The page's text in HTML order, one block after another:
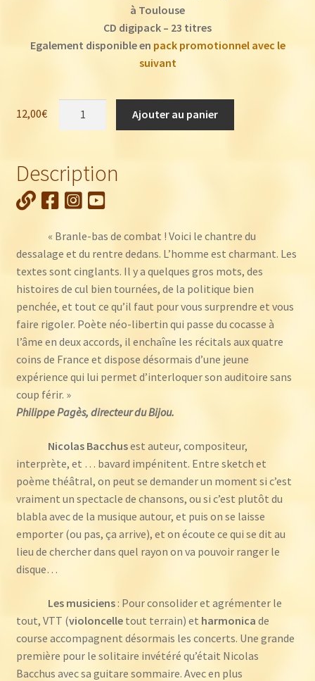
à Toulouse
CD digipack – 23 titres
Egalement disponible en pack promotionnel avec le
suivant
12,00€
:
Balades
pour
enfants
louches
Ajouter au panier
Description
« Branle-bas de combat ! Voici le chantre du
dessalage et du rentre dedans. L’homme est charmant. Les
textes sont cinglants. Il y a quelques gros mots, des
histoires de cul bien tournées, de la politique bien
penchée, et tout ce qu’il faut pour vous surprendre et vous
faire rigoler. Poète néo-libertin qui passe du cocasse à
l’âme en deux accords, il enchaîne les récitals aux quatre
coins de France et dispose désormais d’une jeune
expérience qui lui permet d’interloquer son auditoire sans
coup férir. »
Philippe Pagès, directeur du Bijou.
Nicolas Bacchusest auteur, compositeur,
interprète, et … bavard impénitent. Entre sketch et
poème théâtral, on peut se demander un moment si c’est
vraiment un spectacle de chansons, ou si c’est plutôt du
blabla avec de la musique autour, et puis on se laisse
emporter (ou pas, ça arrive), et on écoute ce qui se dit au
lieu de chercher dans quel rayon on va pouvoir ranger le
disque…
Les musiciens: Pour consolider et agrémenter le
tout, VTT (violoncelletout terrain) et harmonica de
course accompagnent désormais les concerts. Une grande
première pour le solitaire invétéré qu’était Nicolas
Bacchus avec sa guitare sommaire. Avec en plus